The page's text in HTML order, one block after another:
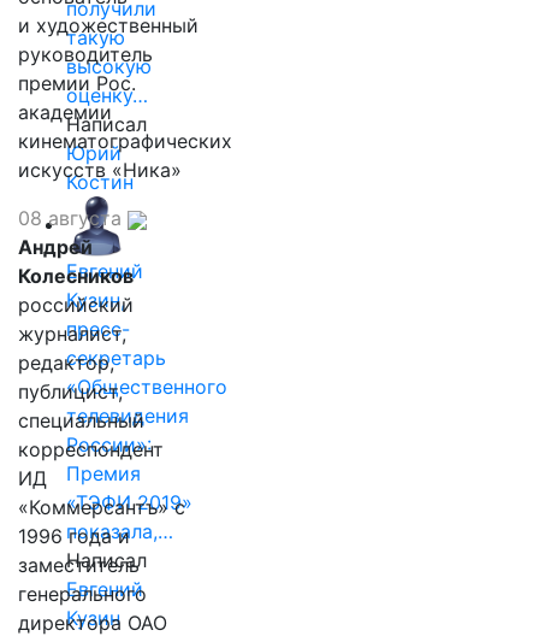
получили
такую
высокую
оценку…
Написал
Юрий
Костин
Евгений
Кузин,
пресс-
секретарь
«Общественного
телевидения
России»:
Премия
«ТЭФИ 2019»
показала,…
Написал
Евгений
Кузин
и художественный
руководитель
премии Рос.
академии
кинематографических
искусств «Ника»
08 августа
Андрей
Колесников
российский
журналист,
редактор,
публицист,
специальный
корреспондент
ИД
«Коммерсантъ» с
1996 года и
заместитель
генерального
директора ОАО